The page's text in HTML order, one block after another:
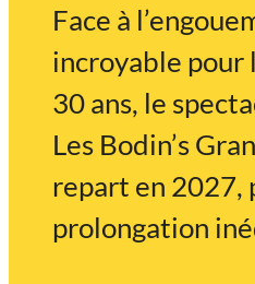
Face à
incroyable pour
30 ans, le
Les Bodin’s
repart en 2027,
prolongation